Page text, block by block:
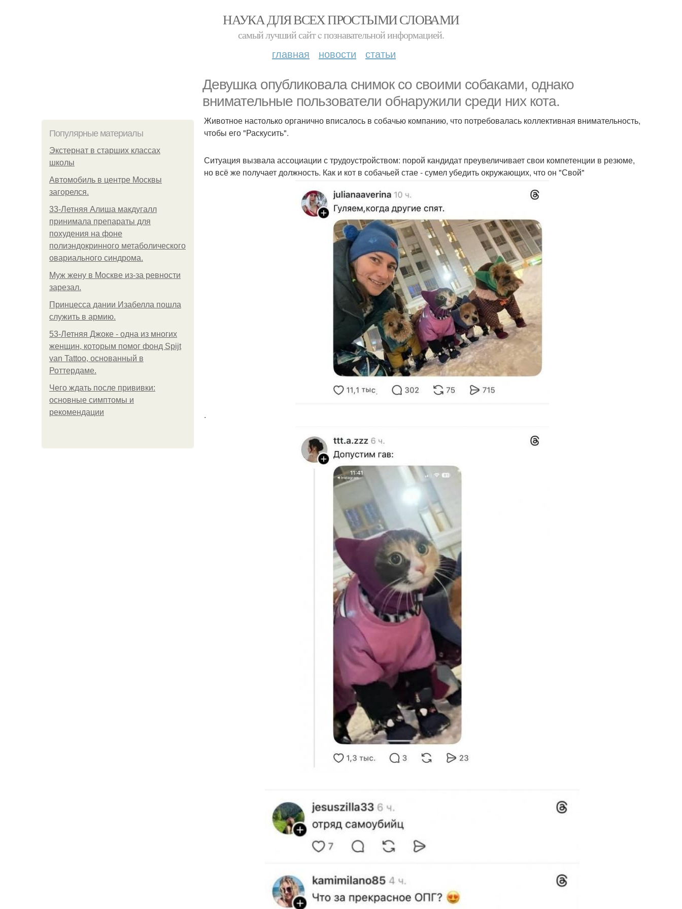
НАУКА ДЛЯ ВСЕХ ПРОСТЫМИ СЛОВАМИ
самый лучший сайт c познавательной информацией.
главная новости статьи
Девушка опубликовала снимок со своими собаками, однако
внимательные пользователи обнаружили среди них кота.
Популярные материалы
Экстернат в старших классах
школы
Автомобиль в центре Москвы
загорелся.
33-Летняя Алиша макдугалл
принимала препараты для
похудения на фоне
полиэндокринного метаболического
овариального синдрома.
Mуж жену в Москве из-за ревности
зарезал.
Принцесса дании Изабелла пошла
служить в армию.
53-Летняя Джоке - одна из многих
женщин, которым помог фонд Spijt
van Tattoo, основанный в
Роттердаме.
Чего ждать после прививки:
основные симптомы и
рекомендации
Животное настолько органично вписалось в собачью компанию, что потребовалась коллективная внимательность,
чтобы его "Раскусить".
Ситуация вызвала ассоциации с трудоустройством: порой кандидат преувеличивает свои компетенции в резюме,
но всё же получает должность. Как и кот в собачьей стае - сумел убедить окружающих, что он "Свой"
.